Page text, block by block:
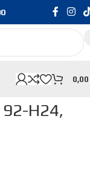
0,00
92-H24,